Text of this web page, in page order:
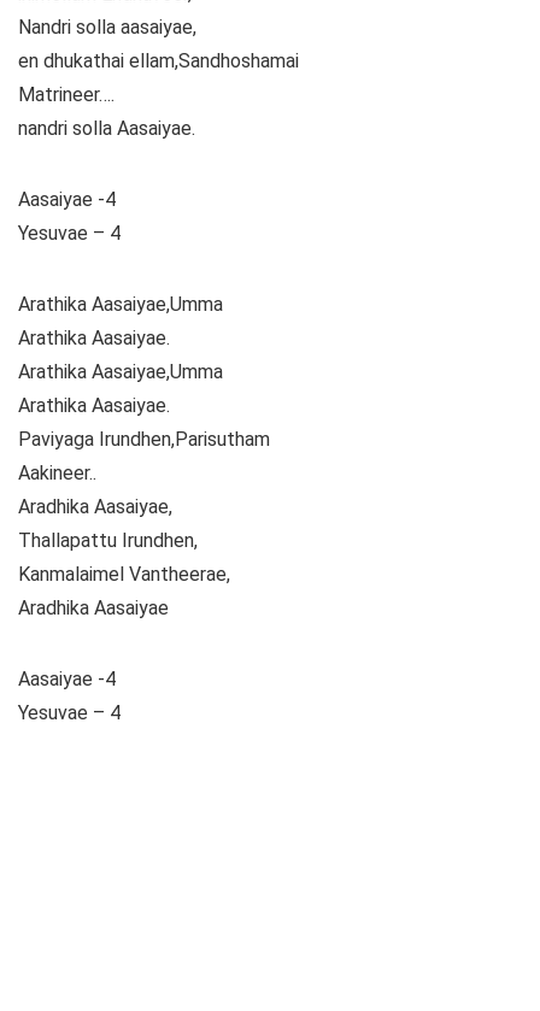
Nandri solla aasaiyae,
en dhukathai ellam,Sandhoshamai
Matrineer….
nandri solla Aasaiyae.
Aasaiyae -4
Yesuvae – 4
Arathika Aasaiyae,Umma
Arathika Aasaiyae.
Arathika Aasaiyae,Umma
Arathika Aasaiyae.
Paviyaga Irundhen,Parisutham
Aakineer..
Aradhika Aasaiyae,
Thallapattu Irundhen,
Kanmalaimel Vantheerae,
Aradhika Aasaiyae
Aasaiyae -4
Yesuvae – 4